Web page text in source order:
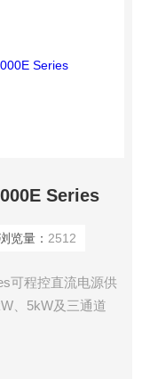
Series
览量： 2512
可程控直流电源供
、5kW及三通道
电源两款共28
压范围至